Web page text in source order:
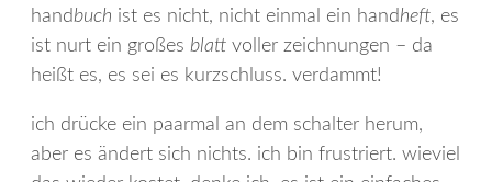
handbuch ist es nicht, nicht einmal ein handheft, es
ist nurt ein großes blatt voller zeichnungen – da
heißt es, es sei es kurzschluss. verdammt!
ich drücke ein paarmal an dem schalter herum,
aber es ändert sich nichts. ich bin frustriert. wieviel